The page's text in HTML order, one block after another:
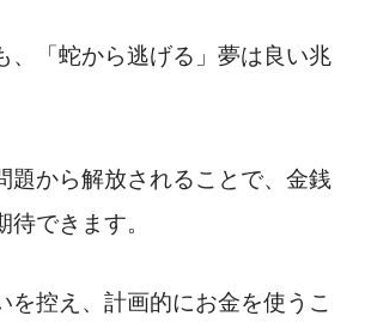
、「蛇から逃げる」夢は良い兆
題から解放されることで、金銭
できます。
を控え、計画的にお金を使うこ